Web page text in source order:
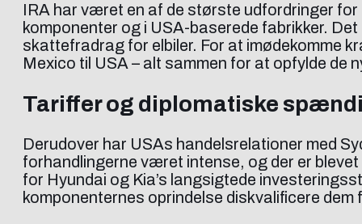
IRA har været en af de største udfordringer
komponenter og i USA-baserede fabrikker.
skattefradrag for elbiler. For at imødekomme
Mexico til USA – alt sammen for at opfylde de
Tariffer og diplomatiske
Derudover har USAs handelsrelationer med
forhandlingerne været intense, og der er
for Hyundai og Kia’s langsigtede
komponenternes oprindelse diskvalificere